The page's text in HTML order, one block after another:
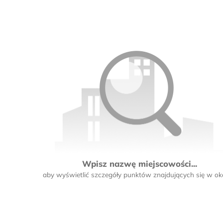
Wpisz nazwę miejscowości...
aby wyświetlić szczegóły punktów znajdujących się w